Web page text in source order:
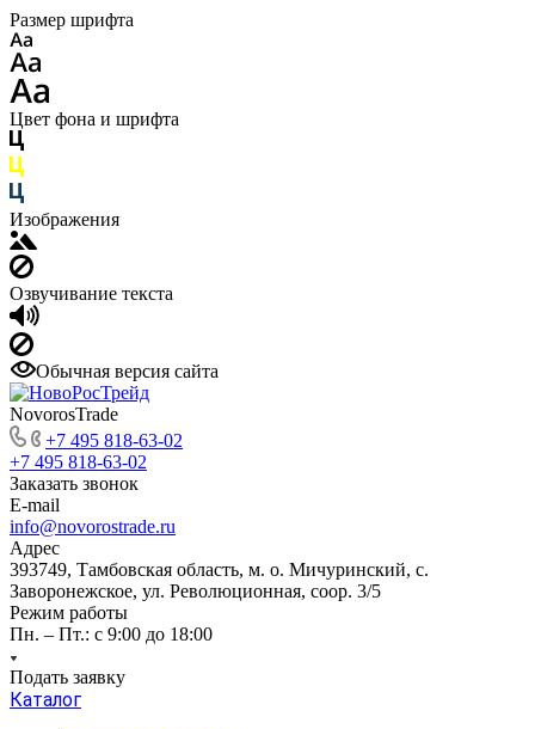
Размер шрифта
Цвет фона и шрифта
Изображения
Озвучивание текста
Обычная версия сайта
NovorosTrade
+7 495 818-63-02
+7 495 818-63-02
Заказать звонок
E-mail
info@novorostrade.ru
Адрес
393749, Тамбовская область, м. о. Мичуринский, с.
Заворонежское, ул. Революционная, соор. 3/5
Режим работы
Пн. – Пт.: с 9:00 до 18:00
Подать заявку
Каталог